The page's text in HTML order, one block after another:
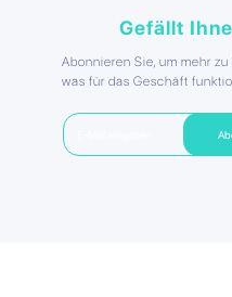
Gefällt
Abonnieren Sie, um mehr
was für das Geschäft